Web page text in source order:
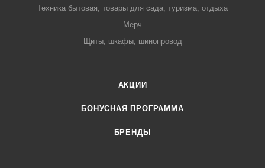
Техника бытовая, товары для сада, туризма, отдыха
Мерч
Щиты, шкафы, шинопровод
АКЦИИ
БОНУСНАЯ ПРОГРАММА
БРЕНДЫ